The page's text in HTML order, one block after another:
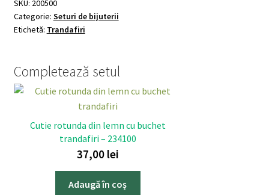
SKU: 200500
Categorie: Seturi de bijuterii
Etichetă: Trandafiri
Completează setul
Cutie rotunda din lemn cu buchet
trandafiri – 234100
37,00 lei
Adaugă în coș